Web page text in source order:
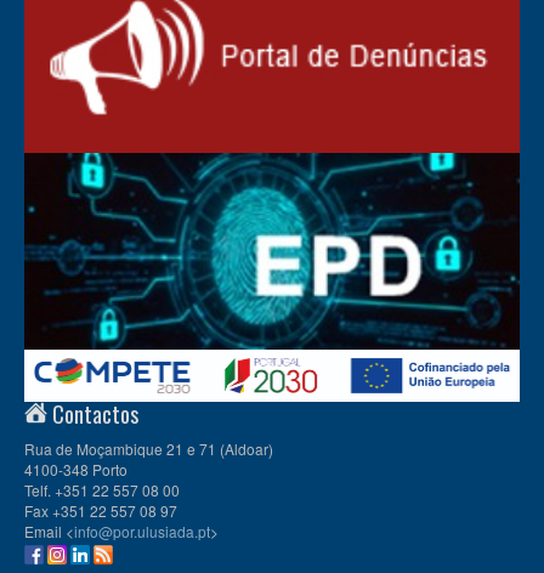
Contactos
Rua de Moçambique 21 e 71 (Aldoar)
4100-348 Porto
Telf. +351 22 557 08 00
Fax +351 22 557 08 97
Email <info@por.ulusiada.pt>